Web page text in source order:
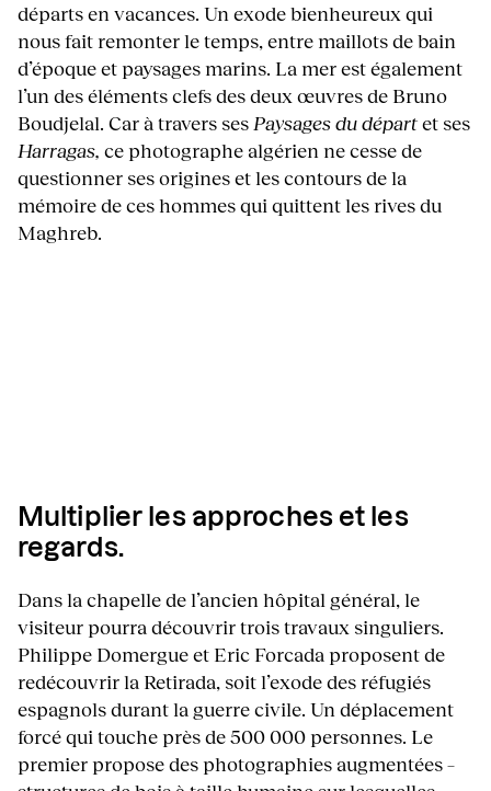
départs en vacances. Un exode bienheureux qui
nous fait remonter le temps, entre maillots de bain
d’époque et paysages marins. La mer est également
l’un des éléments clefs des deux œuvres de Bruno
Boudjelal. Car à travers ses Paysages du départet ses
Harragas, ce photographe algérien ne cesse de
questionner ses origines et les contours de la
mémoire de ces hommes qui quittent les rives du
Maghreb.
Multiplier les approches et les
regards.
Dans la chapelle de l’ancien hôpital général, le
visiteur pourra découvrir trois travaux singuliers.
Philippe Domergue et Eric Forcada proposent de
redécouvrir la Retirada, soit l’exode des réfugiés
espagnols durant la guerre civile. Un déplacement
forcé qui touche près de 500 000 personnes. Le
premier propose des photographies augmentées –